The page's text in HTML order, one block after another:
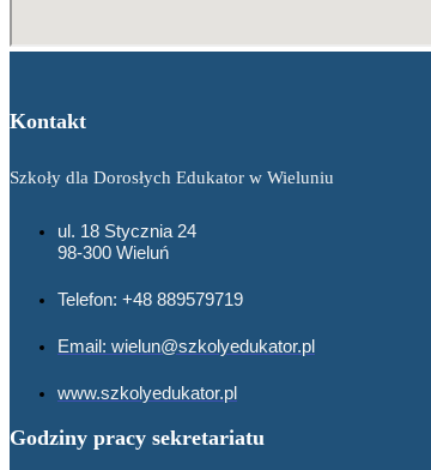
Kontakt
Szkoły dla Dorosłych Edukator w Wieluniu
ul. 18 Stycznia 24
98-300 Wieluń
Telefon: +48 889579719
Email: wielun@szkolyedukator.pl
www.szkolyedukator.pl
Godziny pracy sekretariatu